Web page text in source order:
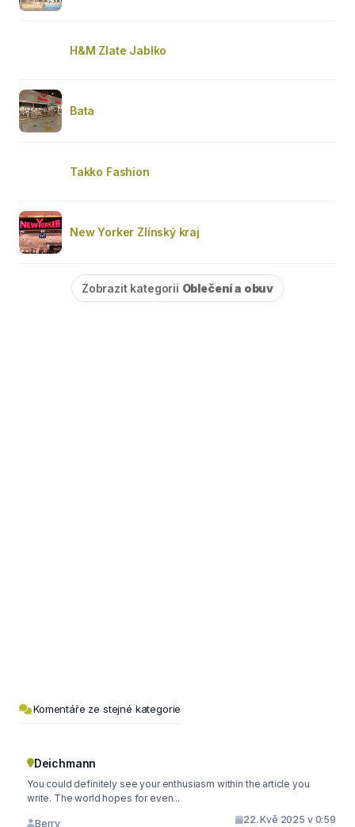
H&M Zlate Jablko
Bata
Takko Fashion
New Yorker Zlínský kraj
Zobrazit kategorii Oblečení a obuv
Komentáře ze stejné kategorie
Deichmann
You could definitely see your enthusiasm within the article you
write. The world hopes for even...
Berry 22. Kvě 2025 v 0:59